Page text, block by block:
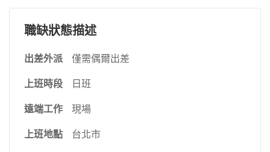
職缺狀態描述
出差外派
僅需偶爾出差
上班時段
日班
遠端工作
現場
上班地點
台北市